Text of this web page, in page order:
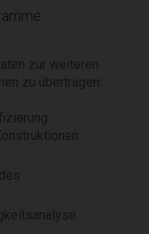
zur weiteren
zu übertragen: